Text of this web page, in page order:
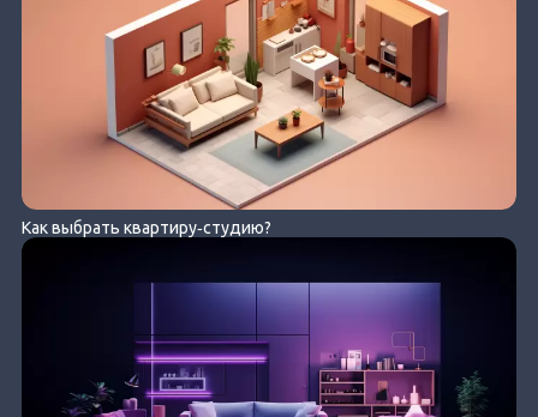
Как выбрать квартиру‐студию?